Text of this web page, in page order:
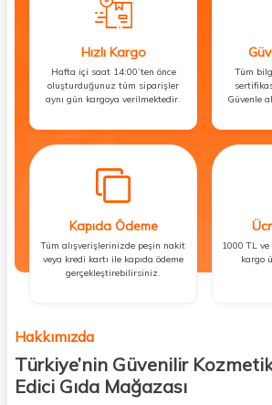
Hızlı Kargo
Hafta içi saat 14:00’ten önce
oluşturduğunuz tüm siparişler
aynı gün kargoya verilmektedir.
Tüm
Güvenle
Kapıda Ödeme
Tüm alışverişlerinizde peşin nakit
veya kredi kartı ile kapıda ödeme
gerçekleştirebilirsiniz.
1000 TL
kargo
Hakkımızda
Türkiye’nin Güvenilir
Edici Gıda Mağazası